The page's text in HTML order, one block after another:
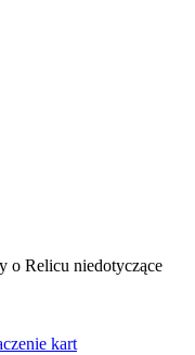
o Relicu niedotyczące
kart